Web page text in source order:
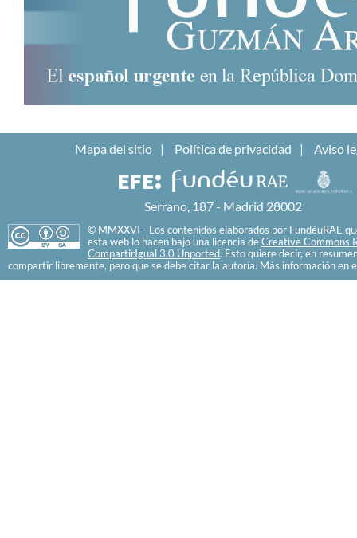
Mapa del sitio Política de privacidad Aviso
Serrano, 187 - Madrid 28002
© MMXXVI - Los contenidos elaborados por FundéuRAE
esta web lo hacen bajo una licencia de Creative Commons
CompartirIgual 3.0 Unported. Esto quiere decir, en
compartir libremente, pero que se debe citar la autoría. Más información en